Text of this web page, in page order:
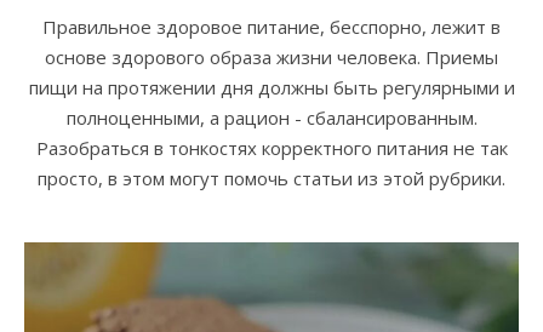
Правильное здоровое питание, бесспорно, лежит в
основе здорового образа жизни человека. Приемы
пищи на протяжении дня должны быть регулярными и
полноценными, а рацион - сбалансированным.
Разобраться в тонкостях корректного питания не так
просто, в этом могут помочь статьи из этой рубрики.